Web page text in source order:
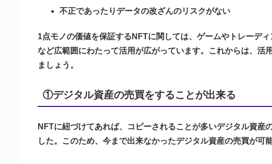
不正であったりデータの改ざんのリスクがない
1点モノの価値を保証するNFTに関しては、ゲームやトレーデ
など広範囲にわたって活用が広がっています。これからは、活
ましょう。
①デジタル資産の売買をすることが出来る
NFTに紐づけてあれば、コピーされることが多いデジタル資産
した。このため、今まで出来なかったデジタル資産の売買が可